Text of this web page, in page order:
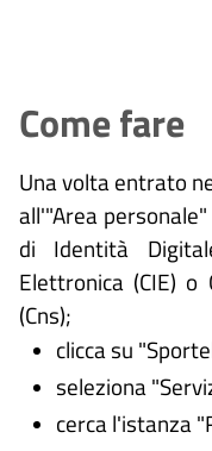
Come fare
Una volta entrato
all'"Area
di Identità
Elettronica (CIE) o
(Cns);
clicca su
seleziona
cerca l'istanza